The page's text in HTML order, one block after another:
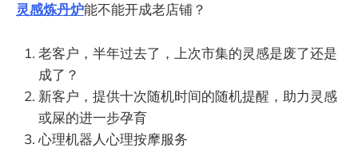
灵感炼丹炉能不能开成老店铺？
老客户，半年过去了，上次市集的灵感是废了还是
成了？
新客户，提供十次随机时间的随机提醒，助力灵感
或屎的进一步孕育
心理机器人心理按摩服务